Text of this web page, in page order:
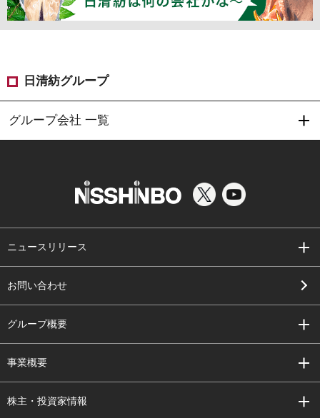
日清紡グループ
グループ会社 一覧
ニュースリリース
お問い合わせ
グループ概要
事業概要
株主・投資家情報